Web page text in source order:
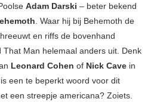
Adam Darski – beter bekend
. Waar hij bij Behemoth de
en riffs de bovenhand
That Man helemaal anders uit. Denk
Leonard Cohen of Nick Cave in
een te beperkt woord voor dit
een streepje americana? Zoiets.